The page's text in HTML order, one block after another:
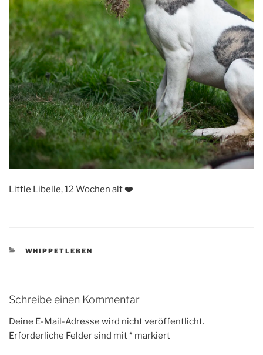
Little Libelle, 12 Wochen alt ❤️
KATEGORIEN
WHIPPETLEBEN
Schreibe einen Kommentar
Deine E-Mail-Adresse wird nicht veröffentlicht.
Erforderliche Felder sind mit* markiert